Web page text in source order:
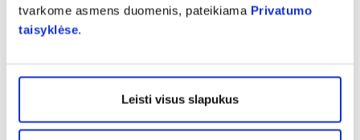
tvarkome asmens duomenis, pateikiama Privatumo
taisyklėse.
Leisti visus slapukus